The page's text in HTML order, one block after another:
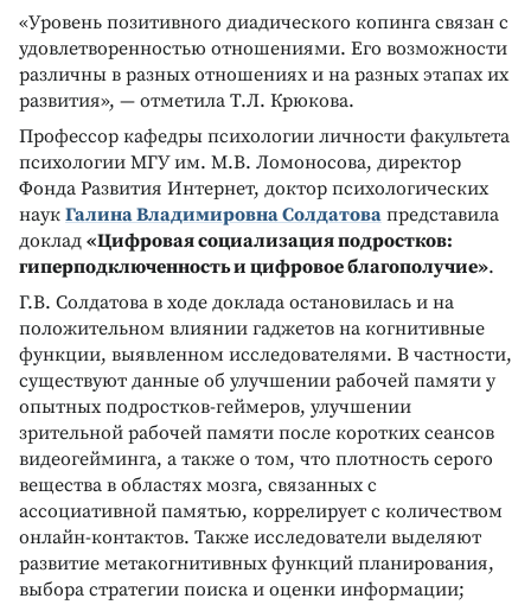
«Уровень позитивного диадического копинга связан с
удовлетворенностью отношениями. Его возможности
различны в разных отношениях и на разных этапах их
развития», — отметила Т.Л. Крюкова.
Профессор кафедры психологии личности факультета
психологии МГУ им. М.В. Ломоносова, директор
Фонда Развития Интернет, доктор психологических
наук Галина Владимировна Солдатова представила
доклад «Цифровая социализация подростков:
гиперподключенность и цифровое благополучие».
Г.В. Солдатова в ходе доклада остановилась и на
положительном влиянии гаджетов на когнитивные
функции, выявленном исследователями. В частности,
существуют данные об улучшении рабочей памяти у
опытных подростков-геймеров, улучшении
зрительной рабочей памяти после коротких сеансов
видеогейминга, а также о том, что плотность серого
вещества в областях мозга, связанных с
ассоциативной памятью, коррелирует с количеством
онлайн-контактов. Также исследователи выделяют
развитие метакогнитивных функций планирования,
выбора стратегии поиска и оценки информации;